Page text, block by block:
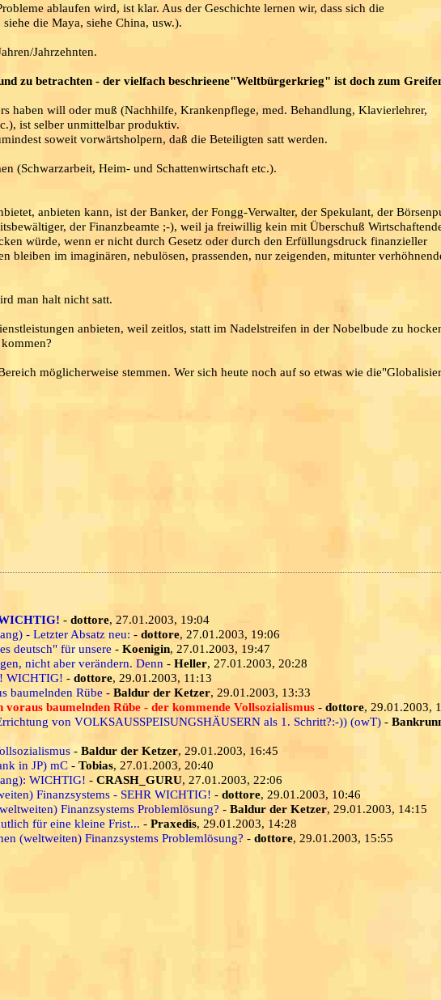
ablaufen wird, ist klar. Aus der Geschichte lernen wir, dass sich die
die Maya, siehe China, usw.).
Jahrzehnten.
zu betrachten - der vielfach beschrieene"Weltbürgerkrieg" ist doch zum
haben will oder muß (Nachhilfe, Krankenpflege, med. Behandlung, Klavierlehrer,
ist selber unmittelbar produktiv.
soweit vorwärtsholpern, daß die Beteiligten satt werden.
(Schwarzarbeit, Heim- und Schattenwirtschaft etc.).
anbieten kann, ist der Banker, der Fongg-Verwalter, der Spekulant, der
der Finanzbeamte ;-), weil ja freiwillig kein mit Überschuß
würde, wenn er nicht durch Gesetz oder durch den Erfüllungsdruck finanzieller
bleiben im imaginären, nebulösen, prassenden, nur zeigenden, mitunter
man halt nicht satt.
anbieten, weil zeitlos, statt im Nadelstreifen in der Nobelbude zu
möglicherweise stemmen. Wer sich heute noch auf so etwas wie
WICHTIG! - dottore, 27.01.2003, 19:04
- Letzter Absatz neu: - dottore, 27.01.2003, 19:06
deutsch" für unsere - Koenigin, 27.01.2003, 19:47
nicht aber verändern. Denn - Heller, 27.01.2003, 20:28
WICHTIG! - dottore, 29.01.2003, 11:13
baumelnden Rübe - Baldur der Ketzer, 29.01.2003, 13:33
baumelnden Rübe - der kommende Vollsozialismus - dottore, 29.01.2003,
von VOLKSAUSSPEISUNGSHÄUSERN als 1. Schritt?:-)) (owT) -
- Baldur der Ketzer, 29.01.2003, 16:45
in JP) mC - Tobias, 27.01.2003, 20:40
WICHTIG! - CRASH_GURU, 27.01.2003, 22:06
Finanzsystems - SEHR WICHTIG! - dottore, 29.01.2003, 10:46
Finanzsystems Problemlösung? - Baldur der Ketzer, 29.01.2003, 14:15
für eine kleine Frist... - Praxedis, 29.01.2003, 14:28
(weltweiten) Finanzsystems Problemlösung? - dottore, 29.01.2003, 15:55